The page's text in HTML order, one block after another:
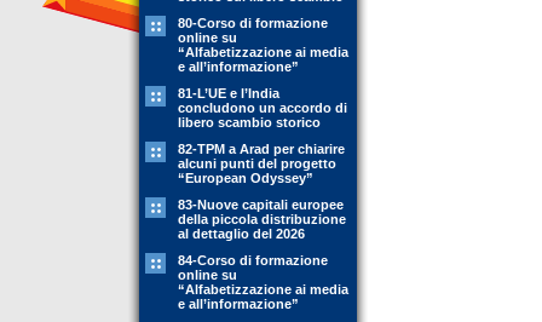
80-Corso di formazione
online su
“Alfabetizzazione ai media
e all’informazione”
81-L’UE e l’India
concludono un accordo di
libero scambio storico
82-TPM a Arad per chiarire
alcuni punti del progetto
“European Odyssey”
83-Nuove capitali europee
della piccola distribuzione
al dettaglio del 2026
84-Corso di formazione
online su
“Alfabetizzazione ai media
e all’informazione”